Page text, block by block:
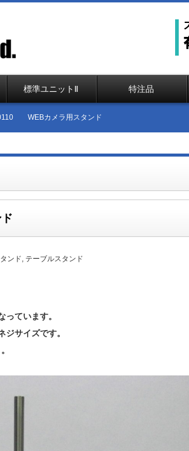
標準ユニットⅡ 特注品
WEBカメラ用スタンド
ンド, テーブルスタンド
っています。
ジサイズです。